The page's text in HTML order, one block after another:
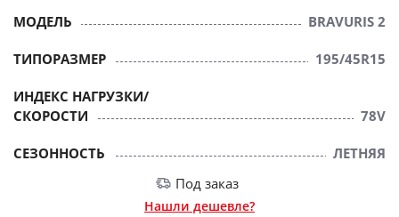
МОДЕЛЬ BRAVURIS 2
ТИПОРАЗМЕР 195/45R15
ИНДЕКС НАГРУЗКИ/
СКОРОСТИ
78V
СЕЗОННОСТЬ
ЛЕТНЯЯ
Под заказ
Нашли дешевле?